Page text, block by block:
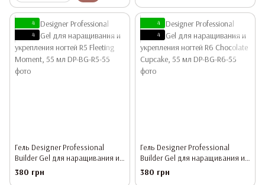
4
4
Гель Designer Professional
Builder Gel для наращивания и
укрепления ногтей R5 Fleeting
Moment, 55 мл
380 грн
4
4
Гель Designer Professional
Builder Gel для наращивания и
укрепления ногтей R6
Chocolate Cupcake, 55 мл
380 грн